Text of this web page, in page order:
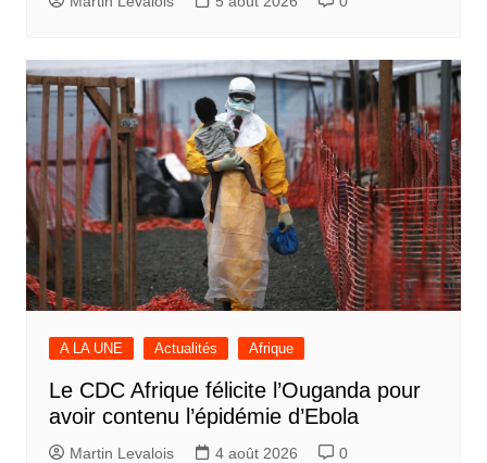
A LA UNE Actualités Afrique
Le CDC Afrique félicite l’Ouganda pour
avoir contenu l’épidémie d’Ebola
Martin Levalois 4 août 2026 0